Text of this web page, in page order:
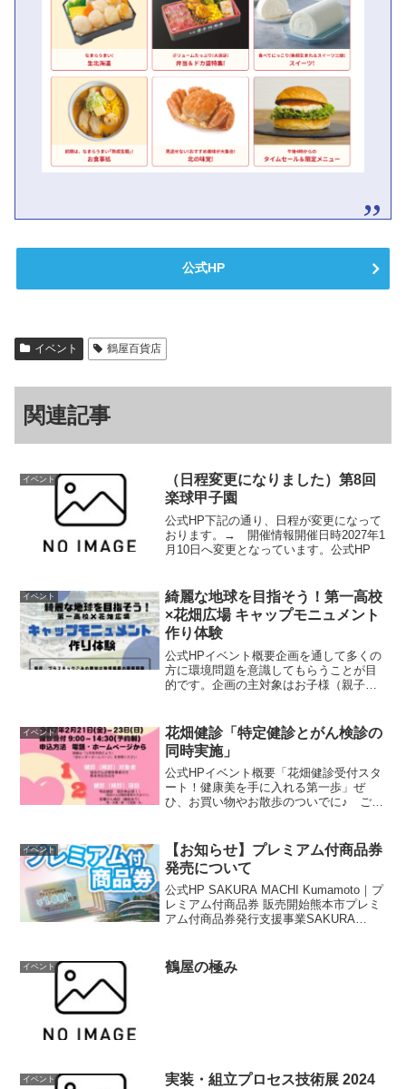
公式HP
イベント 鶴屋百貨店
関連記事
イベント
（日程変更になりました）第8回
楽球甲子園
公式HP下記の通り、日程が変更になって
おります。→ 開催情報開催日時2027年1
月10日へ変更となっています。公式HP
イベント
綺麗な地球を目指そう！第一高校
×花畑広場 キャップモニュメント
作り体験
公式HPイベント概要企画を通して多くの
方に環境問題を意識してもらうことが目
的です。企画の主対象はお子様（親子）
以外の方にも環境問題に対する意識の啓
発をすることができ...
イベント
花畑健診「特定健診とがん検診の
同時実施」
公式HPイベント概要「花畑健診受付スタ
ート！健康美を手に入れる第一歩」ぜ
ひ、お買い物やお散歩のついでに♪ ご家
体をしっかりチェックしましょう！詳し
くはこちら！！開催日...
イベント
【お知らせ】プレミアム付商品券
発売について
公式HP SAKURA MACHI Kumamoto｜プ
レミアム付商品券 販売開始熊本市プレミ
アム付商品券発行支援事業SAKURA
得な商品...
イベント 鶴屋の極み
イベント 実装・組立プロセス技術展 2024